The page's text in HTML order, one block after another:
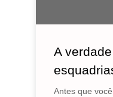
A
Antes que